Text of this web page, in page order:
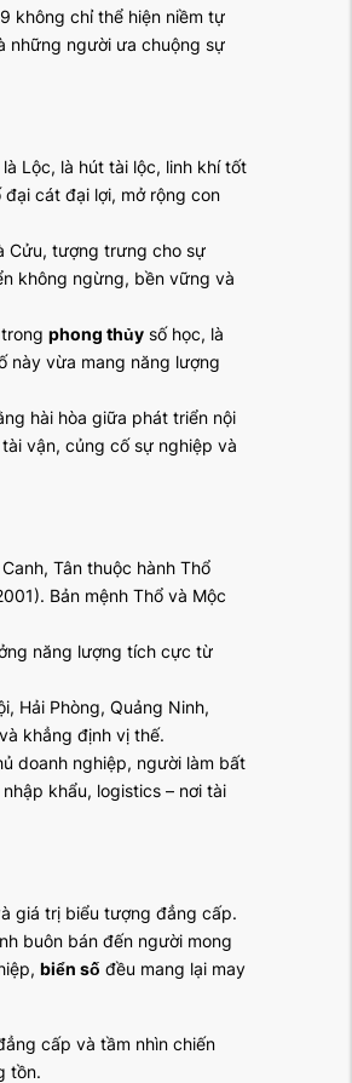
không chỉ thể hiện niềm tự
những người ưa chuộng sự
Lộc, là hút tài lộc, linh khí tốt
cát đại lợi, mở rộng con
Cửu, tượng trưng cho sự
không ngừng, bền vững và
phong thủy số học, là
này vừa mang năng lượng
hài hòa giữa phát triển nội
vận, củng cố sự nghiệp và
Tân thuộc hành Thổ
Bản mệnh Thổ và Mộc
năng lượng tích cực từ
Hải Phòng, Quảng Ninh,
khẳng định vị thế.
doanh nghiệp, người làm bất
khẩu, logistics – nơi tài
giá trị biểu tượng đẳng cấp.
buôn bán đến người mong
biển số đều mang lại may
cấp và tầm nhìn chiến
tồn.